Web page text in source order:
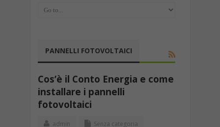
PANNELLI FOTOVOLTAICI
Cos’è il Conto Energia e come
installare i pannelli
fotovoltaici
admin Senza categoria